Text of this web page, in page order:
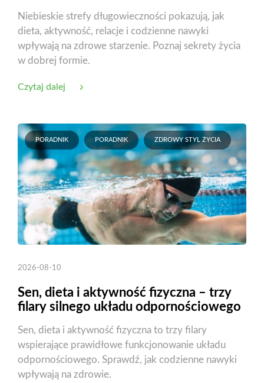
Niebieskie strefy długowieczności pokazują, jak
dieta, aktywność, relacje i codzienne nawyki
wpływają na zdrowe starzenie. Poznaj sekrety życia
w dobrej formie.
Czytaj dalej
PORADNIK PORADNIK ZDROWY STYL ŻYCIA
2026-08-10
Sen, dieta i aktywność fizyczna – trzy
filary silnego układu odpornościowego
Sen, dieta i aktywność fizyczna to trzy filary
wspierające prawidłowe funkcjonowanie układu
odpornościowego. Sprawdź, jak codzienne nawyki
wpływają na zdrowie.